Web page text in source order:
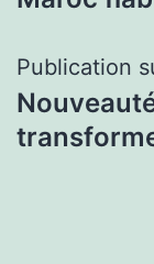
Publication